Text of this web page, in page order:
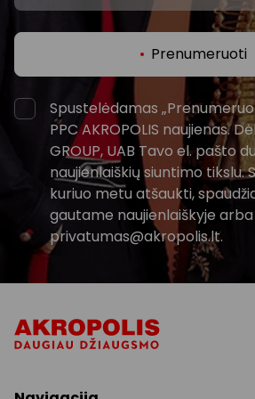
Prenumeruoti
Spustelėdamas
PPC AKROPOLIS naujienas.
GROUP, UAB Tavo el. pašto
naujienlaiškių siuntimo tikslu.
kuriuo metu atšaukti,
gautame naujienlaiškyje
privatumas@akropolis.lt.